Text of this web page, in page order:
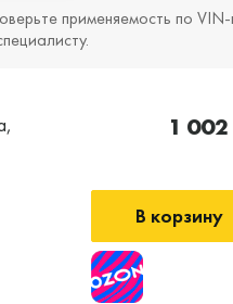
применяемость по
1
В корзину